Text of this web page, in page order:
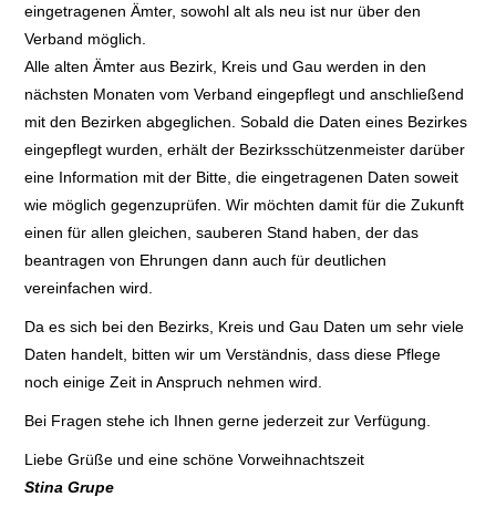
eingetragenen Ämter, sowohl alt als neu ist nur über den
Verband möglich.
Alle alten Ämter aus Bezirk, Kreis und Gau werden in den
nächsten Monaten vom Verband eingepflegt und anschließend
mit den Bezirken abgeglichen. Sobald die Daten eines Bezirkes
eingepflegt wurden, erhält der Bezirksschützenmeister darüber
eine Information mit der Bitte, die eingetragenen Daten soweit
wie möglich gegenzuprüfen. Wir möchten damit für die Zukunft
einen für allen gleichen, sauberen Stand haben, der das
beantragen von Ehrungen dann auch für deutlichen
vereinfachen wird.
Da es sich bei den Bezirks, Kreis und Gau Daten um sehr viele
Daten handelt, bitten wir um Verständnis, dass diese Pflege
noch einige Zeit in Anspruch nehmen wird.
Bei Fragen stehe ich Ihnen gerne jederzeit zur Verfügung.
Liebe Grüße und eine schöne Vorweihnachtszeit
Stina Grupe